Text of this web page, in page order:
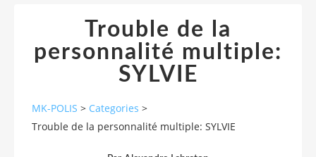
Trouble de la
personnalité multiple:
SYLVIE
MK-POLIS > Categories >
Trouble de la personnalité multiple: SYLVIE